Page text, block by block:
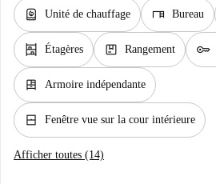
water_heater Unité de chauffage desk Bureau
shelves Étagères package Rangement key
dresser Armoire indépendante
window_closed Fenêtre vue sur la cour intérieure
Afficher toutes (14)